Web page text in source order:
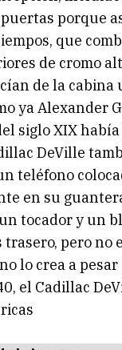
porque
que
de cromo
de la cabina
ya Alexander
siglo XIX
DeVille
teléfono
en su
tocador y un
trasero, pero no
lo crea a
el Cadillac